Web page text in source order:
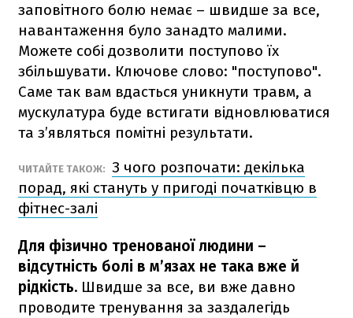
заповітного болю немає – швидше за все,
навантаження було занадто малими.
Можете собі дозволити поступово їх
збільшувати. Ключове слово: "поступово".
Саме так вам вдасться уникнути травм, а
мускулатура буде встигати відновлюватися
та з’являться помітні результати.
ЧИТАЙТЕ ТАКОЖ: З чого розпочати: декілька
порад, які стануть у пригоді початківцю в
фітнес-залі
Для фізично тренованої людини –
відсутність болі в м’язах не така вже й
рідкість. Швидше за все, ви вже давно
проводите тренування за заздалегідь